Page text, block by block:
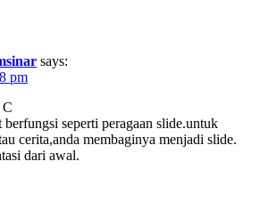
says:
pm
seperti peragaan slide.untuk
cerita,anda membaginya menjadi slide.
dari awal.